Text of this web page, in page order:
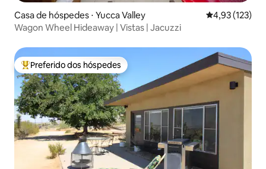
Casa de hóspedes ⋅ Yucca Valley 4,93 de uma
4,93 (123)
Wagon Wheel Hideaway | Vistas | Jacuzzi
Entre os melhores preferidos dos hóspedes
Preferido dos hóspedes